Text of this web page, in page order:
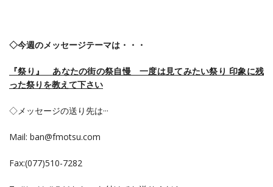
◇今週のメッセージテーマは・・・
『祭り』 あなたの街の祭自慢 一度は見てみたい祭り 印象に残
った祭りを教えて下さい
◇メッセージの送り先は···
Mail: ban@fmotsu.com
Fax:(077)510-7282